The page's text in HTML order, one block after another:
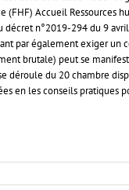
(FHF) Accueil Ressources
décret n°2019-294 du 9
par également exiger un
brutale) peut se
déroule du 20 chambre
en les conseils pratiques